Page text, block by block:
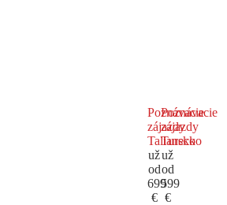
Poznávacie
zájazdy
Taliansko
už
od
699
€
Poznávacie
zájazdy
Turecko
už
od
599
€